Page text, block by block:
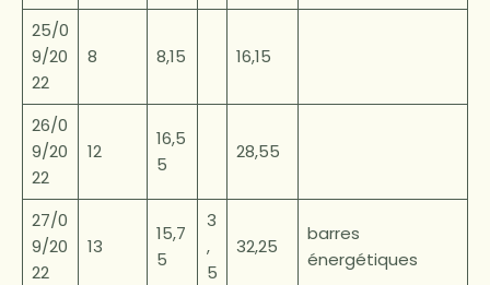
25/0
9/20
22
8 8,15 16,15
26/0
9/20
22
12
16,5
5
28,55
27/0
9/20
22
13
15,7
5
3
,
5
32,25
barres
énergétiques